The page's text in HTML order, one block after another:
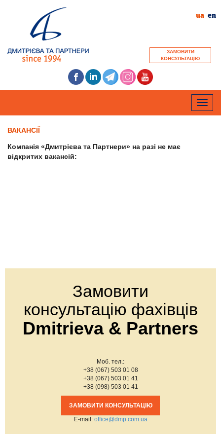
ЗАМОВИТИ
КОНСУЛЬТАЦІЮ
ua en
Toggle
ВАКАНСІЇ
Компанія «Дмитрієва та Партнери» на разі не має
відкритих вакансій:
Замовити
консультацію фахівців
Dmitrieva & Partners
Моб. тел.:
+38 (067) 503 01 08
+38 (067) 503 01 41
+38 (098) 503 01 41
ЗАМОВИТИ КОНСУЛЬТАЦІЮ
Е-mail: office@dmp.com.ua